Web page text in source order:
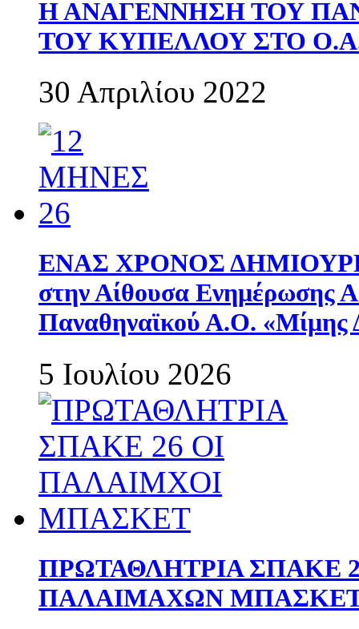
Η ΑΝΑΓΕΝΝΗΣΗ ΤΟΥ
ΤΟΥ ΚΥΠΕΛΛΟΥ ΣΤΟ
30 Απριλίου 2022
ΕΝΑΣ ΧΡΟΝΟΣ
στην Αίθουσα Ενημέρωσης
Παναθηναϊκού Α.Ο. «Μίμης
5 Ιουλίου 2026
ΠΡΩΤΑΘΛΗΤΡΙΑ ΣΠΑΚΕ
ΠΑΛΑΙΜΑΧΩΝ